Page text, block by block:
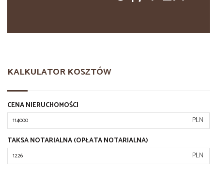
KALKULATOR KOSZTÓW
CENA NIERUCHOMOŚCI
PLN
TAKSA NOTARIALNA (OPŁATA NOTARIALNA)
PLN